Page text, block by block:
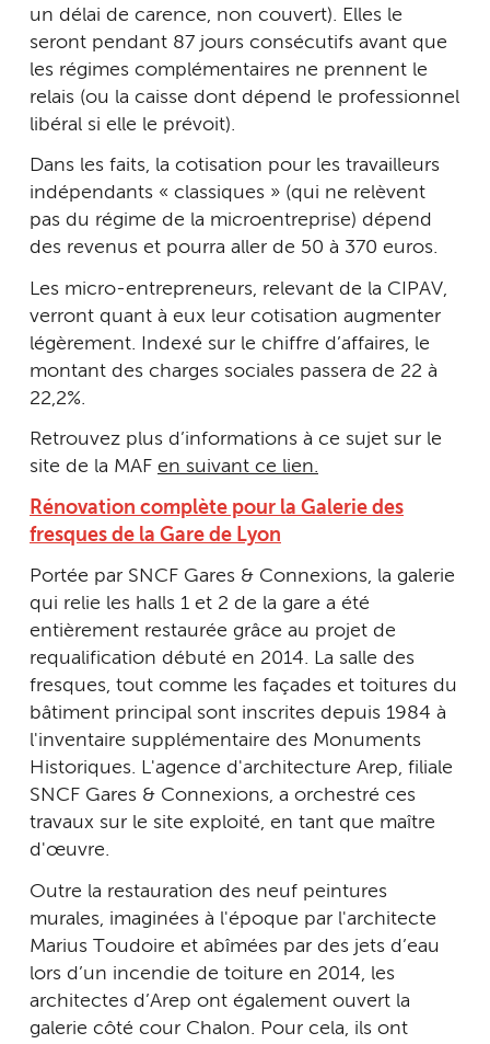
un délai de carence, non couvert). Elles le
seront pendant 87 jours consécutifs avant que
les régimes complémentaires ne prennent le
relais (ou la caisse dont dépend le professionnel
libéral si elle le prévoit).
Dans les faits, la cotisation pour les travailleurs
indépendants « classiques » (qui ne relèvent
pas du régime de la microentreprise) dépend
des revenus et pourra aller de 50 à 370 euros.
Les micro-entrepreneurs, relevant de la CIPAV,
verront quant à eux leur cotisation augmenter
légèrement. Indexé sur le chiffre d’affaires, le
montant des charges sociales passera de 22 à
22,2%.
Retrouvez plus d’informations à ce sujet sur le
site de la MAF en suivant ce lien.
Rénovation complète pour la Galerie des
fresques de la Gare de Lyon
Portée par SNCF Gares & Connexions, la galerie
qui relie les halls 1 et 2 de la gare a été
entièrement restaurée grâce au projet de
requalification débuté en 2014. La salle des
fresques, tout comme les façades et toitures du
bâtiment principal sont inscrites depuis 1984 à
l'inventaire supplémentaire des Monuments
Historiques. L'agence d'architecture Arep, filiale
SNCF Gares & Connexions, a orchestré ces
travaux sur le site exploité, en tant que maître
d'œuvre.
Outre la restauration des neuf peintures
murales, imaginées à l'époque par l'architecte
Marius Toudoire et abîmées par des jets d’eau
lors d’un incendie de toiture en 2014, les
architectes d’Arep ont également ouvert la
galerie côté cour Chalon. Pour cela, ils ont